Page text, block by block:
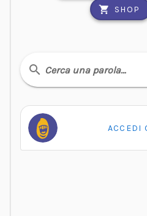
SHOP
Cerca una parola…
ACCEDI